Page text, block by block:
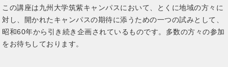
この講座は九州大学筑紫キャンパスにおいて、とくに地域の方々に
対し、開かれたキャンパスの期待に添うための一つの試みとして、
昭和60年から引き続き企画されているものです。多数の方々の参加
をお待ちしております。